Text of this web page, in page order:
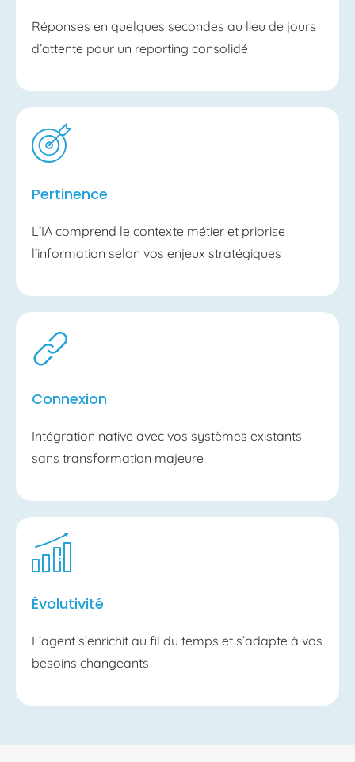
Réponses en quelques secondes au lieu de jours
d’attente pour un reporting consolidé
Pertinence
L’IA comprend le contexte métier et priorise
l’information selon vos enjeux stratégiques
Connexion
Intégration native avec vos systèmes existants
sans transformation majeure
Évolutivité
L’agent s’enrichit au fil du temps et s’adapte à vos
besoins changeants